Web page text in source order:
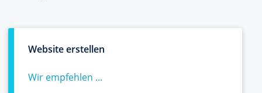
Website erstellen
Wir empfehlen ...